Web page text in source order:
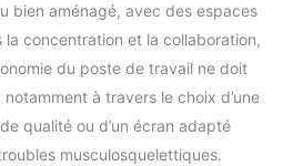
bien aménagé, avec des espaces
la concentration et la collaboration,
du poste de travail ne doit
à travers le choix d’une
qualité ou d’un écran adapté
musculosquelettiques.